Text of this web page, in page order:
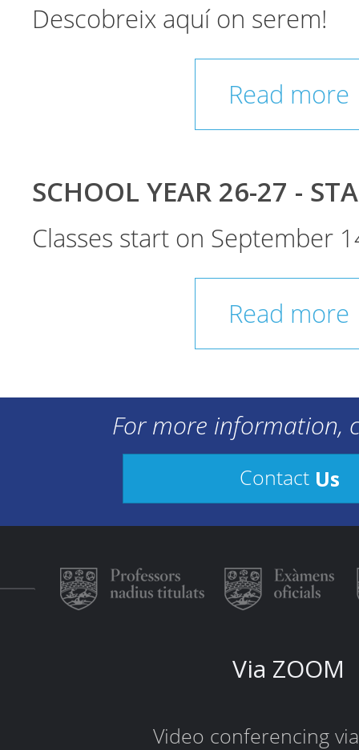
Descobreix aquí on serem!
Read more
SCHOOL YEAR 26-27 -
Classes start on September
Read more
For more information,
Contact Us
Via ZOOM
Video conferencing